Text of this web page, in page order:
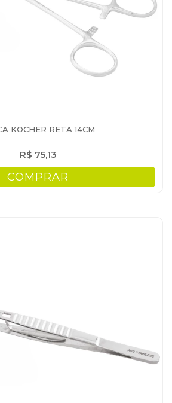
KOCHER RETA 14CM
R$ 75,13
COMPRAR